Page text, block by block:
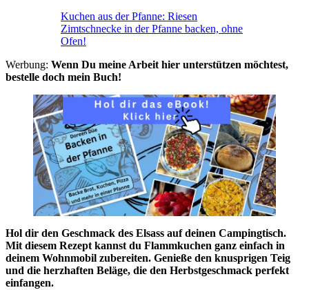
Kuchen aus der Pfanne: Riesen
Zimtschnecke in der Pfanne backen, ohne
Ofen!
Werbung: Wenn Du meine Arbeit hier unterstützen möchtest,
bestelle doch mein Buch!
Hol dir den Geschmack des Elsass auf deinen Campingtisch.
Mit diesem Rezept kannst du Flammkuchen ganz einfach in
deinem Wohnmobil zubereiten. Genieße den knusprigen Teig
und die herzhaften Beläge, die den Herbstgeschmack perfekt
einfangen.